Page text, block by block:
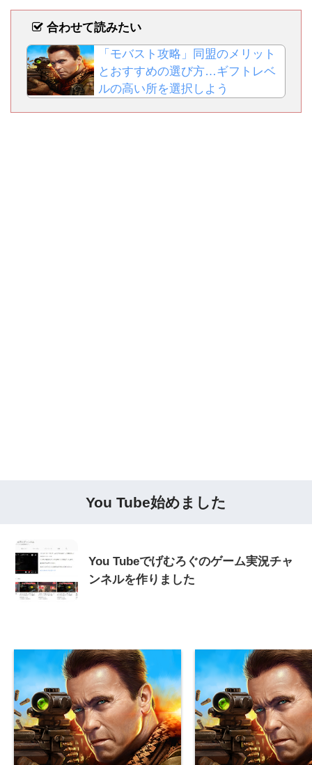
合わせて読みたい
「モバスト攻略」同盟のメリット
とおすすめの選び方…ギフトレベ
ルの高い所を選択しよう
You Tube始めました
You Tubeでげむろぐのゲーム実況チャ
ンネルを作りました